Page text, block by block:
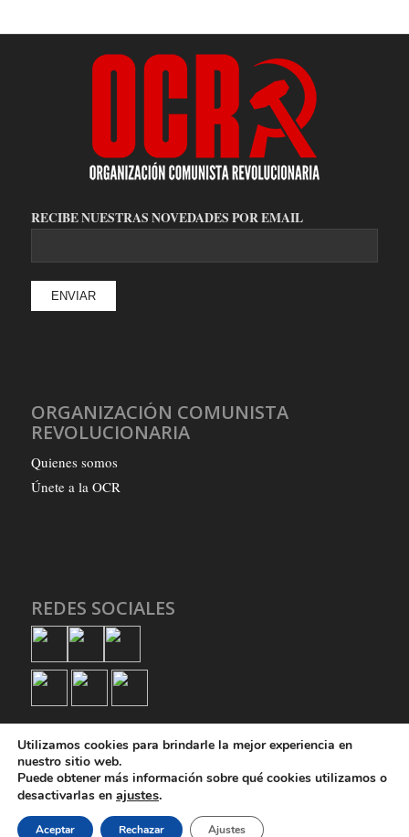
RECIBE NUESTRAS NOVEDADES POR EMAIL
ORGANIZACIÓN COMUNISTA
REVOLUCIONARIA
Quienes somos
Únete a la OCR
REDES SOCIALES
Quienes somos
Únete a la OCR Política de privacidad
Utilizamos cookies para brindarle la mejor experiencia en
nuestro sitio web.
Puede obtener más información sobre qué cookies utilizamos o
desactivarlas en ajustes.
Aceptar Rechazar Ajustes